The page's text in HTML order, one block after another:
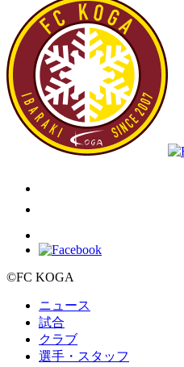
©FC KOGA
ニュース
試合
クラブ
選手・スタッフ